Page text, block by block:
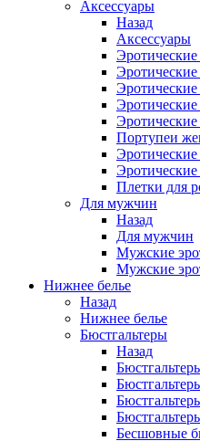
Аксессуары
Назад
Аксессуары
Эротические
Эротические
Эротические
Портупеи
Плетки для
Для мужчин
Назад
Для мужчин
Мужские
Мужские
Нижнее белье
Назад
Нижнее белье
Бюстгальтеры
Назад
Бесшовные